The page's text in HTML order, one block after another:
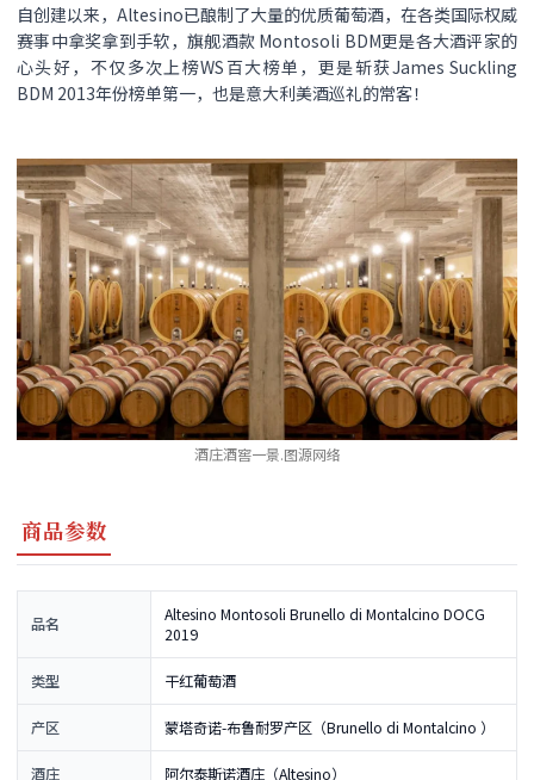
自创建以来，Altesino已酿制了大量的优质葡萄酒，在各类国际权威
赛事中拿奖拿到手软，旗舰酒款 Montosoli BDM更是各大酒评家的
心头好，不仅多次上榜WS百大榜单，更是斩获James Suckling
BDM 2013年份榜单第一，也是意大利美酒巡礼的常客！
酒庄酒窖一景.图源网络
商品参数
品名
Altesino Montosoli Brunello di Montalcino DOCG
2019
类型 干红葡萄酒
产区 蒙塔奇诺-布鲁耐罗产区（Brunello di Montalcino ）
酒庄 阿尔泰斯诺酒庄（Altesino）